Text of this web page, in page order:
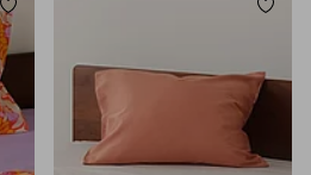
Toevoegen aan favorieten